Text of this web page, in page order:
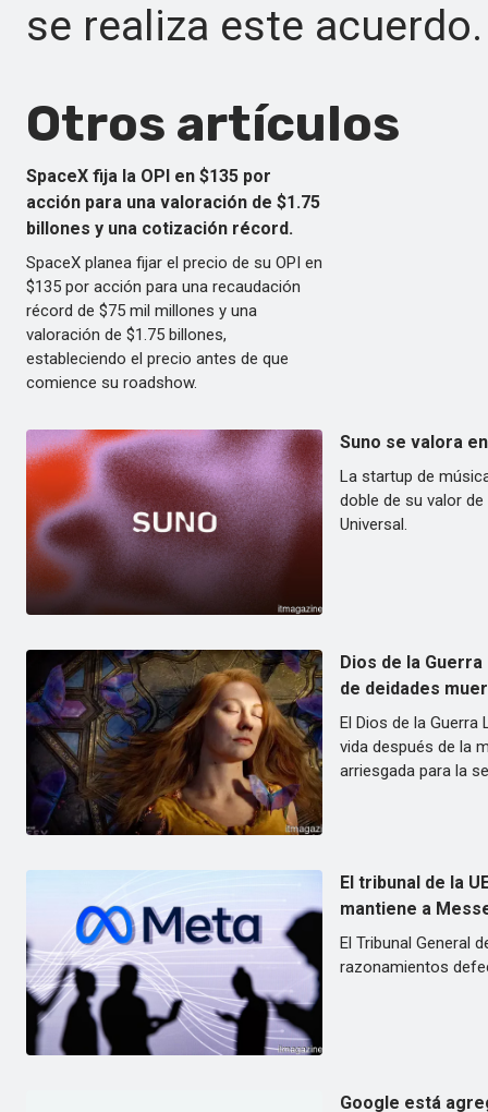
se realiza este acuerdo.
Otros artículos
SpaceX fija la OPI en $135 por
acción para una valoración de $1.75
billones y una cotización récord.
SpaceX planea fijar el precio de su OPI en
$135 por acción para una recaudación
récord de $75 mil millones y una
valoración de $1.75 billones,
estableciendo el precio antes de que
comience su roadshow.
Suno se valora
La startup de
doble de su valor
Universal.
Dios de la
de deidades
El Dios de la
vida después de la
arriesgada para la
El tribunal de la
mantiene a
El Tribunal General
razonamientos
Google está